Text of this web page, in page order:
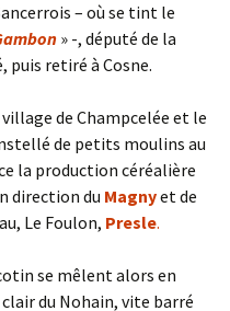
– où se tint le
» -, député de la
puis retiré à Cosne.
de Champcelée et le
de petits moulins au
la production céréalière
direction du Magnyet de
Le Foulon, Presle.
se mêlent alors en
du Nohain, vite barré